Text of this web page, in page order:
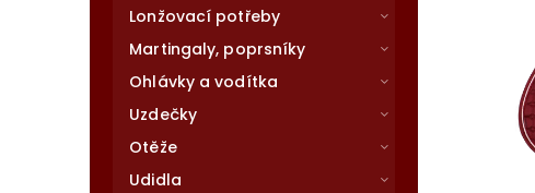
Lonžovací potřeby
Martingaly, poprsníky
Ohlávky a vodítka
Uzdečky
Otěže
Udidla